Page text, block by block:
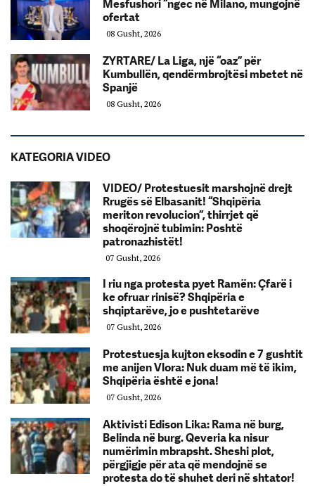
Mesfushori “ngec në Milano, mungojnë
ofertat
08 Gusht, 2026
ZYRTARE/ La Liga, një “oaz” për
Kumbullën, qendërmbrojtësi mbetet në
Spanjë
08 Gusht, 2026
KATEGORIA VIDEO
VIDEO/ Protestuesit marshojnë drejt
Rrugës së Elbasanit! “Shqipëria
meriton revolucion”, thirrjet që
shoqërojnë tubimin: Poshtë
patronazhistët!
07 Gusht, 2026
I riu nga protesta pyet Ramën: Çfarë i
ke ofruar rinisë? Shqipëria e
shqiptarëve, jo e pushtetarëve
07 Gusht, 2026
Protestuesja kujton eksodin e 7 gushtit
me anijen Vlora: Nuk duam më të ikim,
Shqipëria është e jona!
07 Gusht, 2026
Aktivisti Edison Lika: Rama në burg,
Belinda në burg. Qeveria ka nisur
numërimin mbrapsht. Sheshi plot,
përgjigje për ata që mendojnë se
protesta do të shuhet deri në shtator!